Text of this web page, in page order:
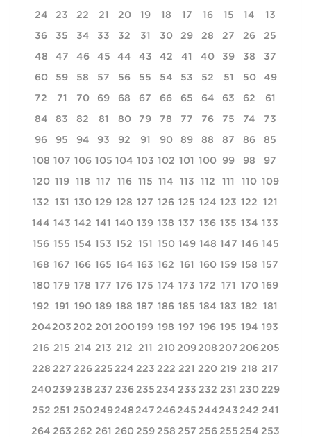
13
14
15
16
17
18
19
20
21
22
23
24
25
26
27
28
29
30
31
32
33
34
35
36
37
38
39
40
41
42
43
44
45
46
47
48
49
50
51
52
53
54
55
56
57
58
59
60
61
62
63
64
65
66
67
68
69
70
71
72
73
74
75
76
77
78
79
80
81
82
83
84
85
86
87
88
89
90
91
92
93
94
95
96
97
98
99
100
101
102
103
104
105
106
107
108
109
110
111
112
113
114
115
116
117
118
119
120
121
122
123
124
125
126
127
128
129
130
131
132
133
134
135
136
137
138
139
140
141
142
143
144
145
146
147
148
149
150
151
152
153
154
155
156
157
158
159
160
161
162
163
164
165
166
167
168
169
170
171
172
173
174
175
176
177
178
179
180
181
182
183
184
185
186
187
188
189
190
191
192
193
194
195
196
197
198
199
200
201
202
203
204
205
206
207
208
209
210
211
212
213
214
215
216
217
218
219
220
221
222
223
224
225
226
227
228
229
230
231
232
233
234
235
236
237
238
239
240
241
242
243
244
245
246
247
248
249
250
251
252
253
254
255
256
257
258
259
260
261
262
263
264